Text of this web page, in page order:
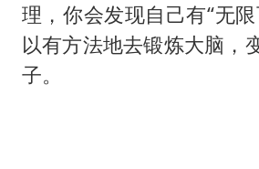
理，你会发现自己有“无
以有方法地去锻炼大脑，
子。